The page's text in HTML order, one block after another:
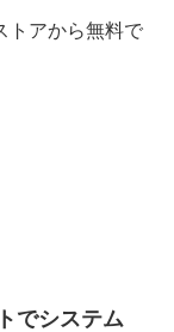
トアから無料で
でシステム